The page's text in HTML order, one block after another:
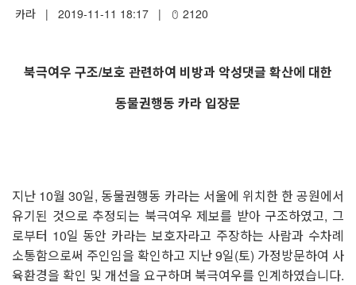
카라 | 2019-11-11 18:17 | 2120
북극여우 구조/보호 관련하여 비방과 악성댓글 확산에 대한
동물권행동 카라 입장문
지난 10월30일, 동물권행동 카라는 서울에 위치한 한 공원에서
유기된 것으로 추정되는 북극여우 제보를 받아 구조하였고, 그
로부터 10일 동안 카라는 보호자라고 주장하는 사람과 수차례
소통함으로써 주인임을 확인하고 지난9일(토) 가정방문하여 사
육환경을 확인 및 개선을 요구하며 북극여우를 인계하였습니다.